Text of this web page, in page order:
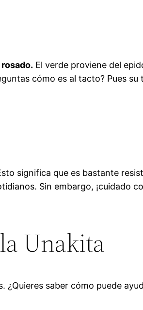
El verde proviene del
cómo es al tacto? Pues
significa que es bastante
Sin embargo, ¡cuidado
Unakita
saber cómo puede